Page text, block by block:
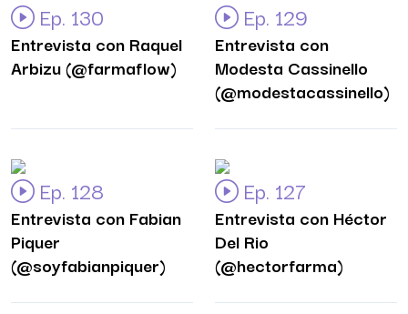
Ep. 130
Entrevista con Raquel
Arbizu (@farmaflow)
Ep. 129
Entrevista con
Modesta Cassinello
(@modestacassinello)
Ep. 128
Entrevista con Fabian
Piquer
(@soyfabianpiquer)
Ep. 127
Entrevista con Héctor
Del Rio
(@hectorfarma)